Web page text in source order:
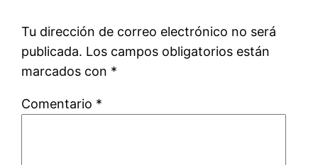
Tu dirección de correo electrónico no será
publicada. Los campos obligatorios están
marcados con *
Comentario *